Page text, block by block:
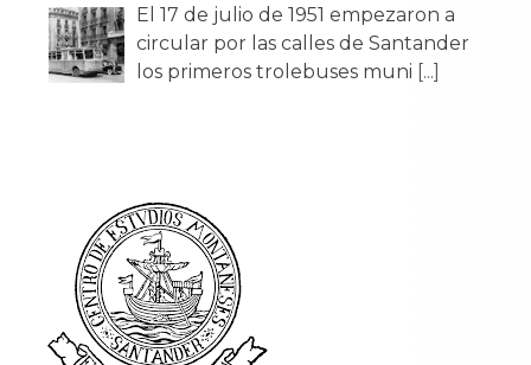
El 17 de julio de 1951 empezaron a
circular por las calles de Santander
los primeros trolebuses muni [...]